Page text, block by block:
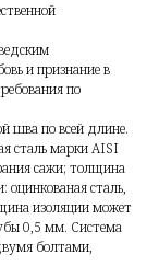
и признание в
по
шва по всей длине.
сталь марки AISI
сажи; толщина
сталь,
изоляции может
0,5 мм. Система
болтами,